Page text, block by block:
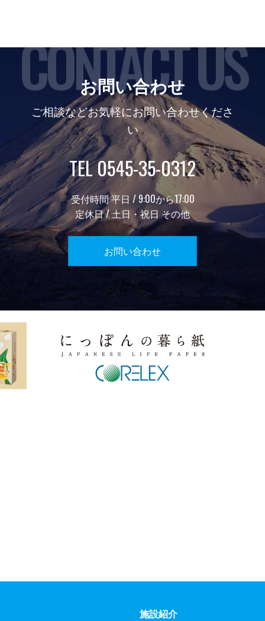
CONTACT US
お問い合わせ
ご相談などお気軽にお問い合わせくださ
い
TEL 0545-35-0312
受付時間 平日 / 9:00から17:00
定休日 / 土日・祝日 その他
お問い合わせ
施設紹介